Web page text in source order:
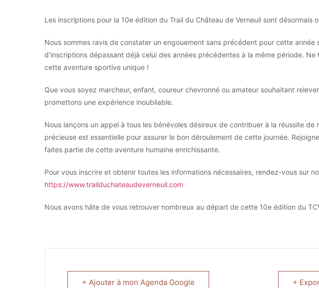
Les inscriptions pour la 10e édition du Trail du Château de Verneuil sont désormais
Nous sommes ravis de constater un engouement sans précédent pour cette année
d’inscriptions dépassant déjà celui des années précédentes à la même période.
cette aventure sportive unique !
Que vous soyez marcheur, enfant, coureur chevronné ou amateur souhaitant
promettons une expérience inoubliable.
Nous lançons un appel à tous les bénévoles désireux de contribuer à la réussite de
précieuse est essentielle pour assurer le bon déroulement de cette journée.
faites partie de cette aventure humaine enrichissante.
Pour vous inscrire et obtenir toutes les informations nécessaires, rendez-vous sur
https://www.trailduchateaudeverneuil.com
Nous avons hâte de vous retrouver nombreux au départ de cette 10e édition du
+ Ajouter à mon Agenda Google +